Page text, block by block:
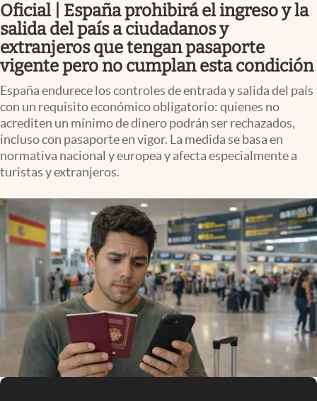
Oficial | España prohibirá el ingreso y la
salida del país a ciudadanos y
extranjeros que tengan pasaporte
vigente pero no cumplan esta condición
España endurece los controles de entrada y salida del país
con un requisito económico obligatorio: quienes no
acrediten un mínimo de dinero podrán ser rechazados,
incluso con pasaporte en vigor. La medida se basa en
normativa nacional y europea y afecta especialmente a
turistas y extranjeros.